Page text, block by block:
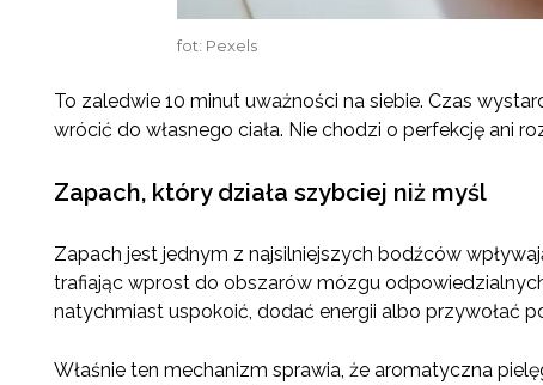
fot: Pexels
To zaledwie 10 minut uważności na siebie. Czas
wrócić do własnego ciała. Nie chodzi o perfekcję ani
Zapach, który działa szybciej niż myśl
Zapach jest jednym z najsilniejszych bodźców
trafiając wprost do obszarów mózgu
natychmiast uspokoić, dodać energii albo przywołać
Właśnie ten mechanizm sprawia, że aromatyczna